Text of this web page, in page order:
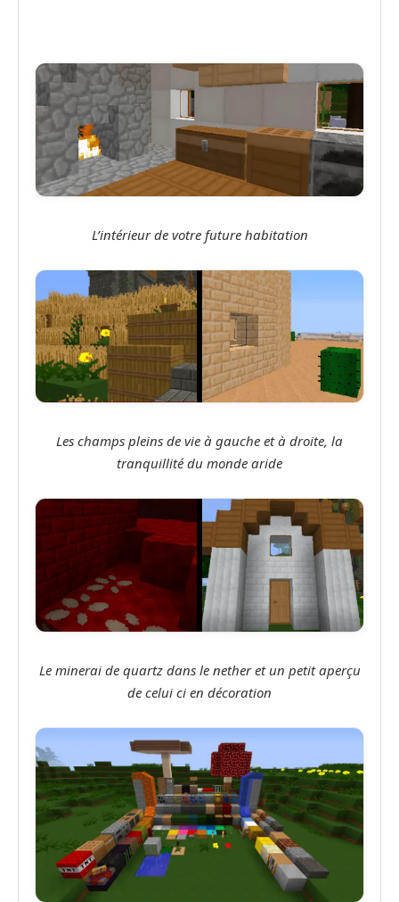
L’intérieur de votre future habitation
Les champs pleins de vie à gauche et à droite, la
tranquillité du monde aride
Le minerai de quartz dans le nether et un petit aperçu
de celui ci en décoration